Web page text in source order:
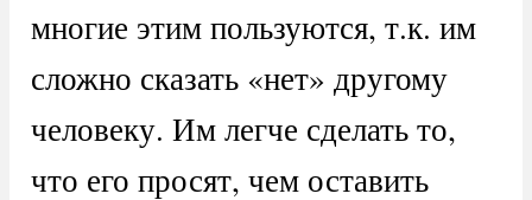
многие этим пользуются, т.к. им
сложно сказать «нет» другому
человеку. Им легче сделать то,
что его просят, чем оставить